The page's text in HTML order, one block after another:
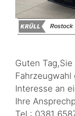
Guten
Interesse an
Ihre
Tel.: 0381